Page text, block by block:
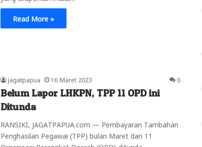
Read More »
jagatpapua 16 Maret 2023 0
Belum Lapor LHKPN, TPP 11 OPD ini
Ditunda
RANSIKI, JAGATPAPUA.com — Pembayaran Tambahan
Penghasilan Pegawai (TPP) bulan Maret dari 11